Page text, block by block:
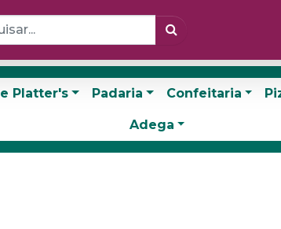
Platter's Padaria Confeitaria
Adega